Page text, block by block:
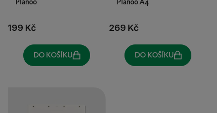
u
k
Planoo
199 Kč
DO KOŠÍKU
Planoo A4
269 Kč
DO KOŠÍKU